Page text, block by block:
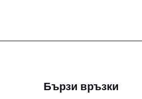
Бързи връзки